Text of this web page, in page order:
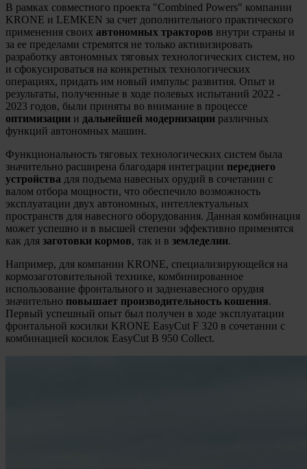
В рамках совместного проекта "Combined Powers" компании
KRONE и LEMKEN за счет дополнительного практического
применения своих автономных тракторов внутри страны и
за ее пределами стремятся не только активизировать
разработку автономных тяговых технологических систем, но
и сфокусироваться на конкретных технологических
операциях, придать им новый импульс развития. Опыт и
результаты, полученные в ходе полевых испытаний 2022 -
2023 годов, были приняты во внимание в процессе
оптимизации и дальнейшей модернизации различных
функций автономных машин.
Функциональность тяговых технологических систем была
значительно расширена благодаря интеграции переднего
устройства для подъема навесных орудий в сочетании с
валом отбора мощности, что обеспечило возможность
эксплуатации двух автономных, интеллектуальных
пространств для навесного оборудования. Данная комбинация
может успешно и в высшей степени эффективно применятся
как для заготовки кормов, так и в земледелии.
Например, для компании KRONE, специализирующейся на
кормозаготовительной технике, комбинированное
использование фронтального и задненавесного орудия
значительно повышает производительность кошения.
Первый успешный опыт был получен в ходе эксплуатации
фронтальной косилки KRONE EasyCut F 320 в сочетании с
комбинацией косилок EasyCut B 950 Collect.